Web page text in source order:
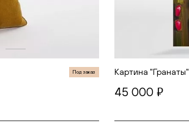
Под заказ Картина "Гранаты"
45 000 руб.